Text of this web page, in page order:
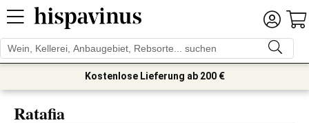
Kostenlose Lieferung ab 200 €
Ratafia